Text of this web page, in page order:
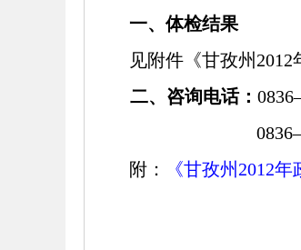
一、体检结果
见附件 《甘孜州
二、咨询电话： 0836
0836
附：
《甘孜州2012